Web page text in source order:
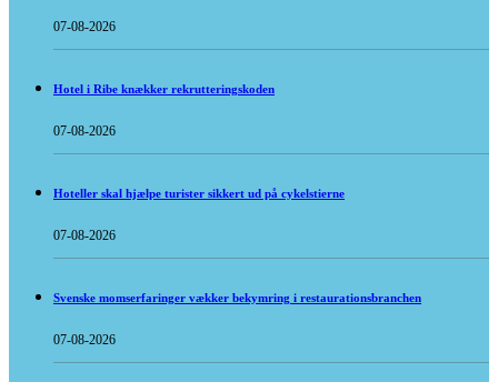
07-08-2026
Hotel i Ribe knækker rekrutteringskoden
07-08-2026
Hoteller skal hjælpe turister sikkert ud på cykelstierne
07-08-2026
Svenske momserfaringer vækker bekymring i restaurationsbranchen
07-08-2026